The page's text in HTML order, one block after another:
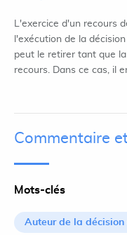
L'exercice d'un recours
l'exécution de la
peut le retirer tant que
recours. Dans ce cas, il
Commentaire
Mots-clés
Auteur de la